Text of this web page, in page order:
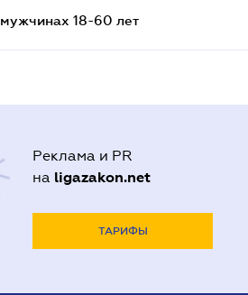
18-60 лет
Реклама и PR
на ligazakon.net
ТАРИФЫ